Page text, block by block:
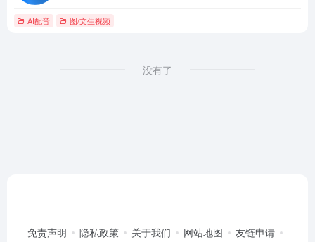
AI配音 图/文生视频
没有了
免责声明 隐私政策 关于我们 网站地图
友链申请